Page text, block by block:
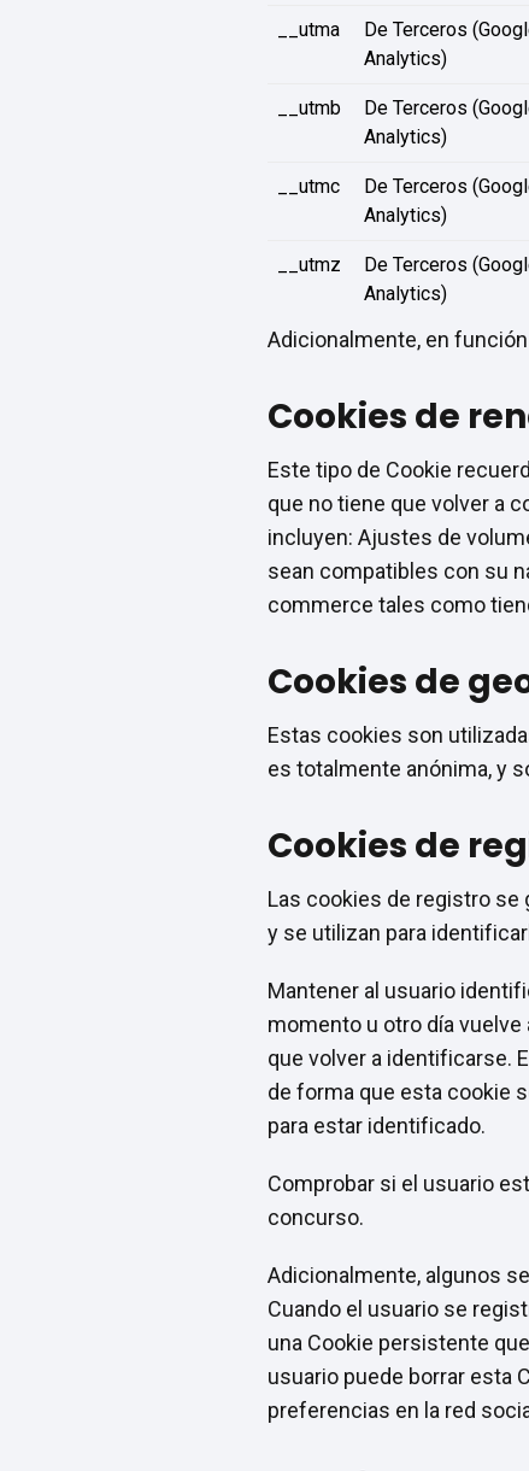
__utma
De Terceros
Analytics)
__utmb
De Terceros
Analytics)
__utmc
De Terceros
Analytics)
__utmz
De Terceros
Analytics)
Adicionalmente, en
Cookies de
Este tipo de Cookie
que no tiene que volver a
incluyen: Ajustes de
sean compatibles con su
commerce tales como
Cookies de
Estas cookies son
es totalmente anónima, y
Cookies de
Las cookies de registro se
y se utilizan para
Mantener al usuario
momento u otro día
que volver a identificarse.
de forma que esta cookie
para estar identificado.
Comprobar si el usuario
concurso.
Adicionalmente, algunos
Cuando el usuario se
una Cookie persistente
usuario puede borrar esta
preferencias en la red